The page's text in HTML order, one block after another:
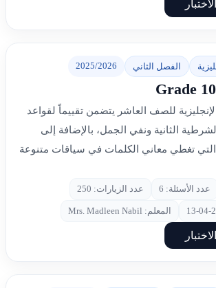
الفصل الثاني 2025/2026
Grade
الإنجليزية للصف العاشر يتضمن تقييماً لقواعد
الثانية ونفي الجمل، بالإضافة إلى
التي تغطي معاني الكلمات في سياقات متنوعة
عدد الأسئلة: 6 عدد الزيارات: 250
المعلم: Mrs. Madleen Nabil